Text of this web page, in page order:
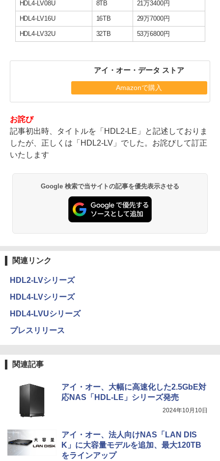
HDL4-LV08U 8TB 21万3400円
HDL4-LV16U 16TB 29万7000円
HDL4-LV32U 32TB 53万6800円
アイ・オー・データ ストア
Amazonで購入
お詫び
記事初出時、タイトルを「HDL2-LE」と記述しておりま
したが、正しくは「HDL2-LV」でした。お詫びして訂正
いたします
Google 検索で当サイトの記事を優先表示させる
関連リンク
HDL2-LVシリーズ
HDL4-LVシリーズ
HDL4-LVUシリーズ
プレスリリース
関連記事
アイ・オー、大幅に高速化した2.5GbE対
応NAS「HDL-LE」シリーズ発売
2024年10月10日
アイ・オー、法人向けNAS「LAN DIS
K」に大容量モデルを追加、最大120TB
をラインアップ